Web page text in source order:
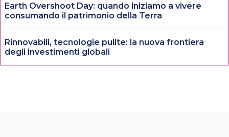
Earth Overshoot Day: quando iniziamo a vivere
consumando il patrimonio della Terra
Rinnovabili, tecnologie pulite: la nuova frontiera
degli investimenti globali